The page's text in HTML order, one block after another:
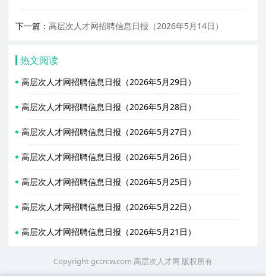
下一篇：高层次人才网招聘信息日报（2026年5月14日）
热文阅读
高层次人才网招聘信息日报（2026年5月29日）
高层次人才网招聘信息日报（2026年5月28日）
高层次人才网招聘信息日报（2026年5月27日）
高层次人才网招聘信息日报（2026年5月26日）
高层次人才网招聘信息日报（2026年5月25日）
高层次人才网招聘信息日报（2026年5月22日）
高层次人才网招聘信息日报（2026年5月21日）
Copyright gccrcw.com 高层次人才网 版权所有